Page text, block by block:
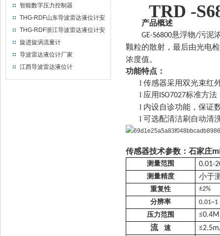
智能数字压力控制器
THG-RDF山东导波雷达液位计安
装方法
THG-RDF浙江导波雷达液位计安
装方法
旋进旋涡流量计
导波雷达液位计厂家
江西导波雷达液位计
TRD -
产品概述
GE-S6800悬浮物/污泥
颗粒的散射，最后由光电
浓度值。
功能特点 ：
l 传感器采用双光束红
l 应用 ISO7027标准方法
l 内设自诊功能，保证
l 可选配清洁刷自动清
传感器技术参数 ： 石家庄
测量范围 0.01-
测量精度 小于
重复性 ±2%
分辨率
0.01~1
压力范围
流速